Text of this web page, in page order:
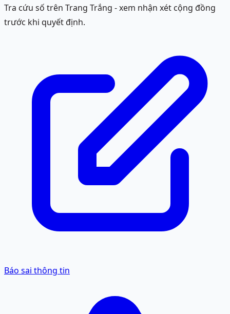
Tra cứu số trên Trang Trắng - xem nhận xét cộng đồng
trước khi quyết định.
Báo sai thông tin